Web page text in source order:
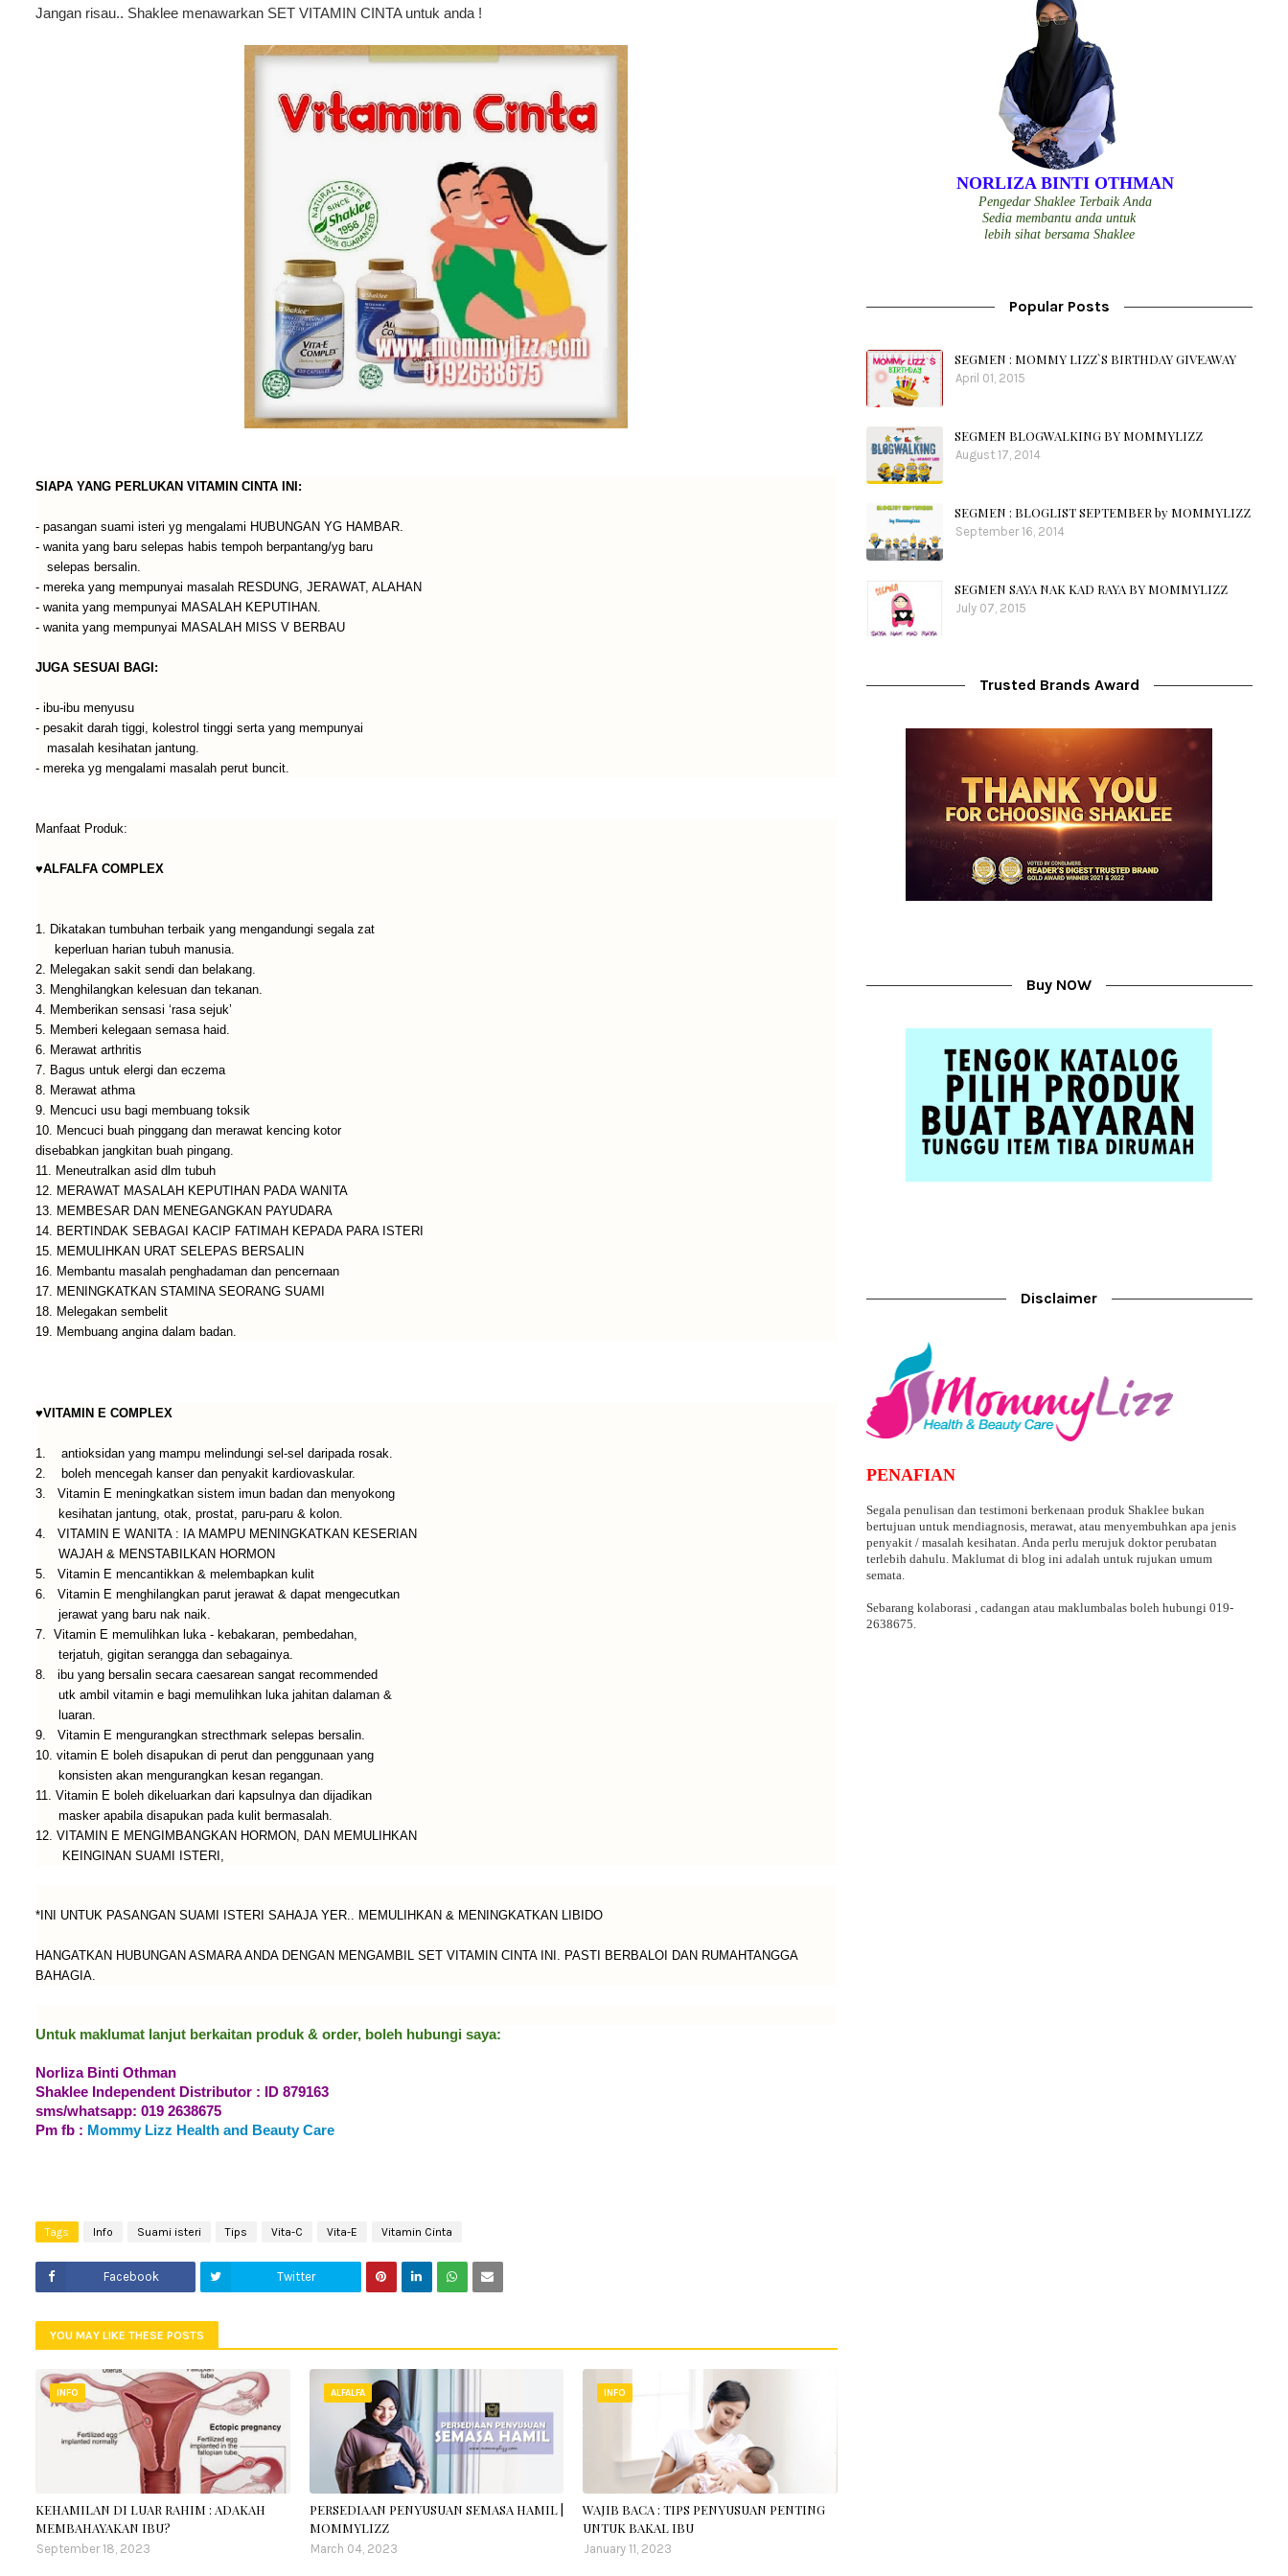
Jangan risau.. Shaklee menawarkan SET VITAMIN CINTA untuk anda !
SIAPA YANG PERLUKAN VITAMIN CINTA INI:
- pasangan suami isteri yg mengalami HUBUNGAN YG HAMBAR.
- wanita yang baru selepas habis tempoh berpantang/yg baru
selepas bersalin.
- mereka yang mempunyai masalah RESDUNG, JERAWAT, ALAHAN
- wanita yang mempunyai MASALAH KEPUTIHAN.
- wanita yang mempunyai MASALAH MISS V BERBAU
JUGA SESUAI BAGI:
- ibu-ibu menyusu
- pesakit darah tiggi, kolestrol tinggi serta yang mempunyai
masalah kesihatan jantung.
- mereka yg mengalami masalah perut buncit.
Manfaat Produk:
♥ALFALFA COMPLEX
1. Dikatakan tumbuhan terbaik yang mengandungi segala zat
keperluan harian tubuh manusia.
2. Melegakan sakit sendi dan belakang.
3. Menghilangkan kelesuan dan tekanan.
4. Memberikan sensasi ‘rasa sejuk’
5. Memberi kelegaan semasa haid.
6. Merawat arthritis
7. Bagus untuk elergi dan eczema
8. Merawat athma
9. Mencuci usu bagi membuang toksik
10. Mencuci buah pinggang dan merawat kencing kotor
disebabkan jangkitan buah pingang.
11. Meneutralkan asid dlm tubuh
12. MERAWAT MASALAH KEPUTIHAN PADA WANITA
13. MEMBESAR DAN MENEGANGKAN PAYUDARA
14. BERTINDAK SEBAGAI KACIP FATIMAH KEPADA PARA ISTERI
15. MEMULIHKAN URAT SELEPAS BERSALIN
16. Membantu masalah penghadaman dan pencernaan
17. MENINGKATKAN STAMINA SEORANG SUAMI
18. Melegakan sembelit
19. Membuang angina dalam badan.
♥VITAMIN E COMPLEX
1. antioksidan yang mampu melindungi sel-sel daripada rosak.
2. boleh mencegah kanser dan penyakit kardiovaskular.
3. Vitamin E meningkatkan sistem imun badan dan menyokong
kesihatan jantung, otak, prostat, paru-paru & kolon.
4. VITAMIN E WANITA : IA MAMPU MENINGKATKAN KESERIAN
WAJAH & MENSTABILKAN HORMON
5. Vitamin E mencantikkan & melembapkan kulit
6. Vitamin E menghilangkan parut jerawat & dapat mengecutkan
jerawat yang baru nak naik.
7. Vitamin E memulihkan luka - kebakaran, pembedahan,
terjatuh, gigitan serangga dan sebagainya.
8. ibu yang bersalin secara caesarean sangat recommended
utk ambil vitamin e bagi memulihkan luka jahitan dalaman &
luaran.
9. Vitamin E mengurangkan strecthmark selepas bersalin.
10. vitamin E boleh disapukan di perut dan penggunaan yang
konsisten akan mengurangkan kesan regangan.
11. Vitamin E boleh dikeluarkan dari kapsulnya dan dijadikan
masker apabila disapukan pada kulit bermasalah.
12. VITAMIN E MENGIMBANGKAN HORMON, DAN MEMULIHKAN
KEINGINAN SUAMI ISTERI,
*INI UNTUK PASANGAN SUAMI ISTERI SAHAJA YER.. MEMULIHKAN & MENINGKATKAN LIBIDO
HANGATKAN HUBUNGAN ASMARA ANDA DENGAN MENGAMBIL SET VITAMIN CINTA INI. PASTI BERBALOI DAN RUMAHTANGGA
BAHAGIA.
Untuk maklumat lanjut berkaitan produk & order, boleh hubungi saya:
Norliza Binti Othman
Shaklee Independent Distributor : ID 879163
sms/whatsapp: 019 2638675
Pm fb : Mommy Lizz Health and Beauty Care
Tags Info Suami isteri Tips Vita-C Vita-E Vitamin Cinta
Facebook Twitter
YOU MAY LIKE THESE POSTS
INFO
KEHAMILAN DI LUAR RAHIM : ADAKAH
MEMBAHAYAKAN IBU?
September 18, 2023
ALFALFA
PERSEDIAAN PENYUSUAN SEMASA HAMIL |
MOMMYLIZZ
March 04, 2023
INFO
WAJIB BACA : TIPS PENYUSUAN PENTING
UNTUK BAKAL IBU
January 11, 2023
NORLIZA BINTI OTHMAN
Pengedar Shaklee Terbaik Anda
Sedia membantu anda untuk
lebih sihat bersama Shaklee
Popular Posts
SEGMEN : MOMMY LIZZ`S BIRTHDAY GIVEAWAY
April 01, 2015
SEGMEN BLOGWALKING BY MOMMYLIZZ
August 17, 2014
SEGMEN : BLOGLIST SEPTEMBER by MOMMYLIZZ
September 16, 2014
SEGMEN SAYA NAK KAD RAYA BY MOMMYLIZZ
July 07, 2015
Trusted Brands Award
Buy NOW
Disclaimer
PENAFIAN
Segala penulisan dan testimoni berkenaan produk Shaklee bukan
bertujuan untuk mendiagnosis, merawat, atau menyembuhkan apa jenis
penyakit / masalah kesihatan. Anda perlu merujuk doktor perubatan
terlebih dahulu. Maklumat di blog ini adalah untuk rujukan umum
semata.
Sebarang kolaborasi , cadangan atau maklumbalas boleh hubungi 019-
2638675.